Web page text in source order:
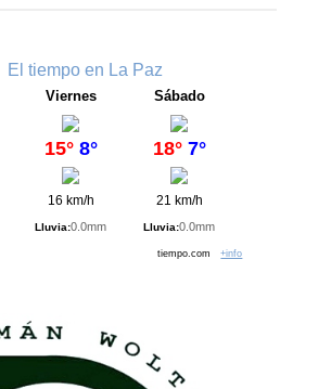
El tiempo en La Paz
Viernes
15° 8°
16 km/h
Lluvia:0.0mm
Sábado
18° 7°
21 km/h
Lluvia:0.0mm
tiempo.com+info